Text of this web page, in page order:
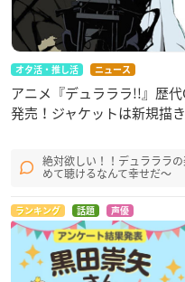
オタ活・推し活 ニュース
アニメ『デュラララ!!』歴
発売！ジャケットは新規描
絶対欲しい！！デュラララ
めて聴けるなんて幸せだ～
ランキング 話題 声優